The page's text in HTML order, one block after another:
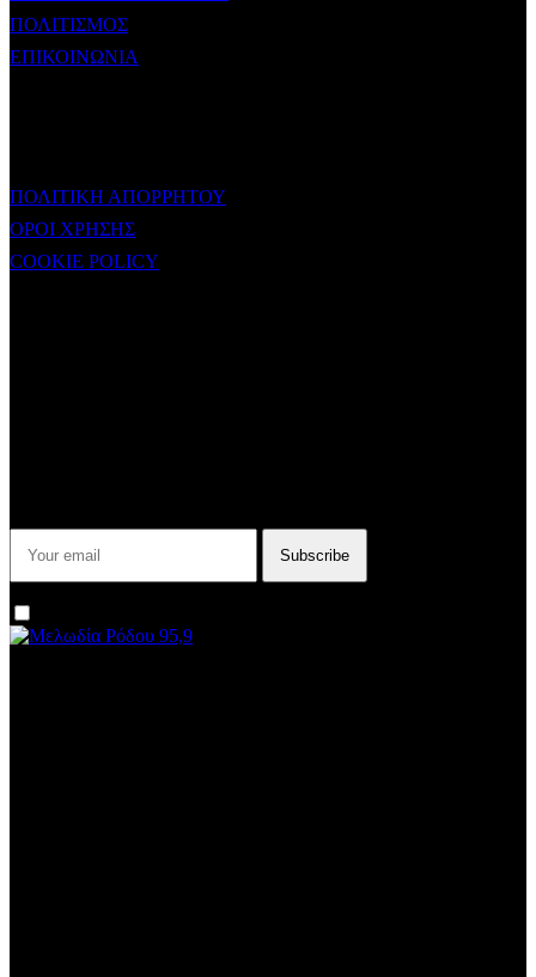
ΠΟΛΙΤΙΣΜΟΣ
ΕΠΙΚΟΙΝΩΝΙΑ
ΠΟΛΙΤΙΚΗ ΑΠΟΡΡΗΤΟΥ
ΟΡΟΙ ΧΡΗΣΗΣ
COOKIE POLICY